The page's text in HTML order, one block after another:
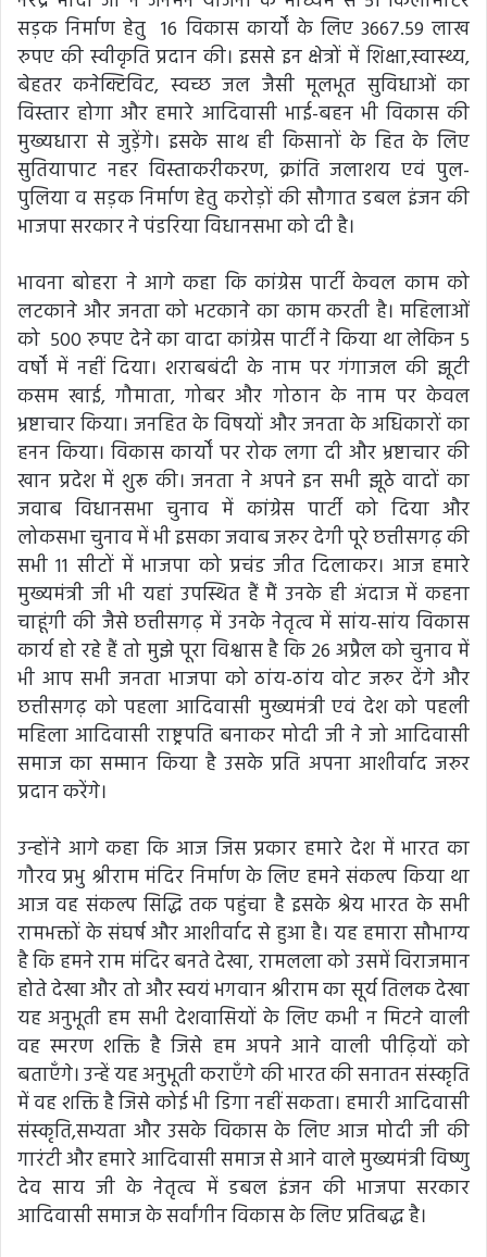
सड़क निर्माण हेतु 16 विकास कार्यों के लिए 3667.59 लाख
रुपए की स्वीकृति प्रदान की। इससे इन क्षेत्रों में शिक्षा,स्वास्थ्य,
बेहतर कनेक्टिविट, स्वच्छ जल जैसी मूलभूत सुविधाओं का
विस्तार होगा और हमारे आदिवासी भाई-बहन भी विकास की
मुख्यधारा से जुड़ेंगे। इसके साथ ही किसानों के हित के लिए
सुतियापाट नहर विस्ताकरीकरण, क्रांति जलाशय एवं पुल-
पुलिया व सड़क निर्माण हेतु करोड़ों की सौगात डबल इंजन की
भाजपा सरकार ने पंडरिया विधानसभा को दी है।
भावना बोहरा ने आगे कहा कि कांग्रेस पार्टी केवल काम को
लटकाने और जनता को भटकाने का काम करती है। महिलाओं
को 500 रुपए देने का वादा कांग्रेस पार्टी ने किया था लेकिन 5
वर्षों में नहीं दिया। शराबबंदी के नाम पर गंगाजल की झूटी
कसम खाई, गौमाता, गोबर और गोठान के नाम पर केवल
भ्रष्टाचार किया। जनहित के विषयों और जनता के अधिकारों का
हनन किया। विकास कार्यों पर रोक लगा दी और भ्रष्टाचार की
खान प्रदेश में शुरू की। जनता ने अपने इन सभी झूठे वादों का
जवाब विधानसभा चुनाव में कांग्रेस पार्टी को दिया और
लोकसभा चुनाव में भी इसका जवाब जरुर देगी पूरे छत्तीसगढ़ की
सभी 11 सीटों में भाजपा को प्रचंड जीत दिलाकर। आज हमारे
मुख्यमंत्री जी भी यहां उपस्थित हैं मैं उनके ही अंदाज में कहना
चाहूंगी की जैसे छत्तीसगढ़ में उनके नेतृत्व में सांय-सांय विकास
कार्य हो रहे हैं तो मुझे पूरा विश्वास है कि 26 अप्रैल को चुनाव में
भी आप सभी जनता भाजपा को ठांय-ठांय वोट जरुर देंगे और
छत्तीसगढ़ को पहला आदिवासी मुख्यमंत्री एवं देश को पहली
महिला आदिवासी राष्ट्रपति बनाकर मोदी जी ने जो आदिवासी
समाज का सम्मान किया है उसके प्रति अपना आशीर्वाद जरुर
प्रदान करेंगे।
उन्होंने आगे कहा कि आज जिस प्रकार हमारे देश में भारत का
गौरव प्रभु श्रीराम मंदिर निर्माण के लिए हमने संकल्प किया था
आज वह संकल्प सिद्धि तक पहुंचा है इसके श्रेय भारत के सभी
रामभक्तों के संघर्ष और आशीर्वाद से हुआ है। यह हमारा सौभाग्य
है कि हमने राम मंदिर बनते देखा, रामलला को उसमें विराजमान
होते देखा और तो और स्वयं भगवान श्रीराम का सूर्य तिलक देखा
यह अनुभूती हम सभी देशवासियों के लिए कभी न मिटने वाली
वह स्मरण शक्ति है जिसे हम अपने आने वाली पीढ़ियों को
बताएँगे। उन्हें यह अनुभूती कराएँगे की भारत की सनातन संस्कृति
में वह शक्ति है जिसे कोई भी डिगा नहीं सकता। हमारी आदिवासी
संस्कृति,सभ्यता और उसके विकास के लिए आज मोदी जी की
गारंटी और हमारे आदिवासी समाज से आने वाले मुख्यमंत्री विष्णु
देव साय जी के नेतृत्व में डबल इंजन की भाजपा सरकार
आदिवासी समाज के सर्वांगीन विकास के लिए प्रतिबद्ध है।